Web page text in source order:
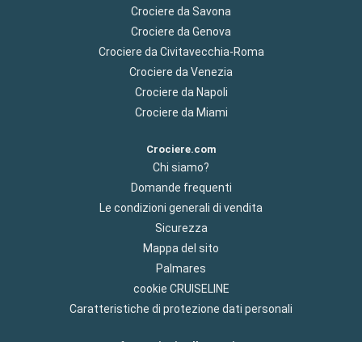
Crociere da Savona
Crociere da Genova
Crociere da Civitavecchia-Roma
Crociere da Venezia
Crociere da Napoli
Crociere da Miami
Crociere.com
Chi siamo?
Domande frequenti
Le condizioni generali di vendita
Sicurezza
Mappa del sito
Palmares
cookie CRUISELINE
Caratteristiche di protezione dati personali